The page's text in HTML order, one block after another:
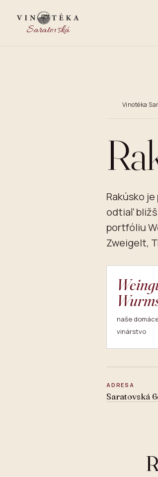
Saratovská
Vinotéka
Rakúsko
odtiaľ
portfóliu
Zweigelt,
naše
vinárstvo
ADRESA
Saratovská